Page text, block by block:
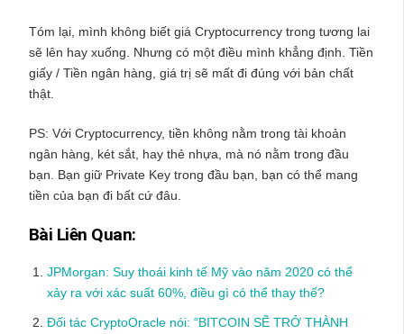
Tóm lại, mình không biết giá Cryptocurrency trong tương lai
sẽ lên hay xuống. Nhưng có một điều mình khẳng định. Tiền
giấy / Tiền ngân hàng, giá trị sẽ mất đi đúng với bản chất
thật.
PS: Với Cryptocurrency, tiền không nằm trong tài khoản
ngân hàng, két sắt, hay thẻ nhựa, mà nó nằm trong đầu
bạn. Bạn giữ Private Key trong đầu bạn, bạn có thể mang
tiền của bạn đi bất cứ đâu.
Bài Liên Quan:
JPMorgan: Suy thoái kinh tế Mỹ vào năm 2020 có thể
xảy ra với xác suất 60%, điều gì có thể thay thế?
Đối tác CryptoOracle nói: “BITCOIN SẼ TRỞ THÀNH